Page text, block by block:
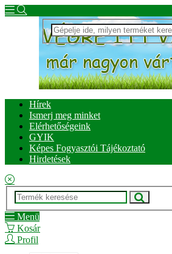
Hírek
Ismerj meg minket
Elérhetőségeink
GYIK
Képes Fogyasztói Tájékoztató
Hirdetések
Menü
Kosár
Profil